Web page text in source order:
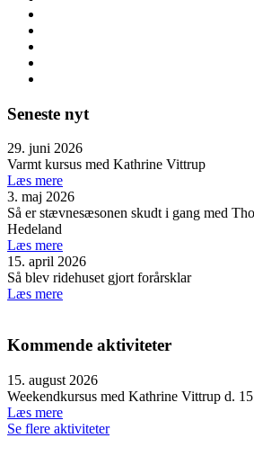
Seneste nyt
29. juni 2026
Varmt kursus med Kathrine Vittrup
Læs mere
3. maj 2026
Så er stævnesæsonen skudt i gang med
Hedeland
Læs mere
15. april 2026
Så blev ridehuset gjort forårsklar
Læs mere
Kommende aktiviteter
15. august 2026
Weekendkursus med Kathrine Vittrup d.
Læs mere
Se flere aktiviteter